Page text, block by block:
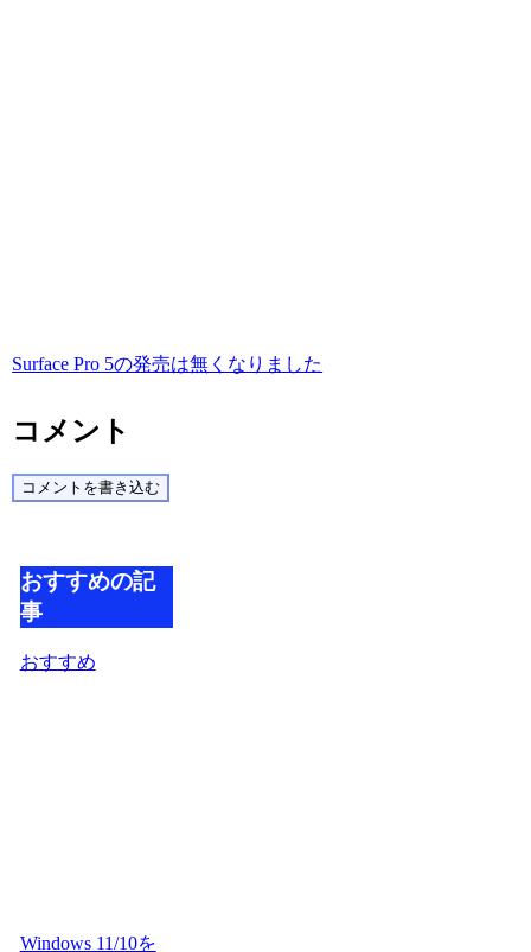
Surface Pro 5の発売は無くなりました
コメント
コメントを書き込む
おすすめの記
事
おすすめ
Windows 11/10を